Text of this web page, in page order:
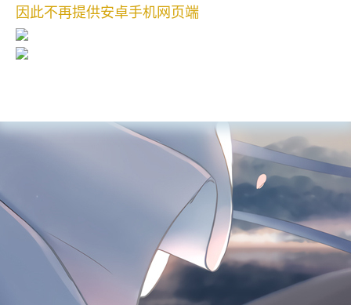
因此不再提供安卓手机网页端